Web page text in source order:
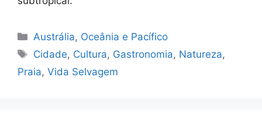
Categorias
Austrália, Oceânia e Pacífico
Tags
Cidade, Cultura, Gastronomia, Natureza,
Praia, Vida Selvagem